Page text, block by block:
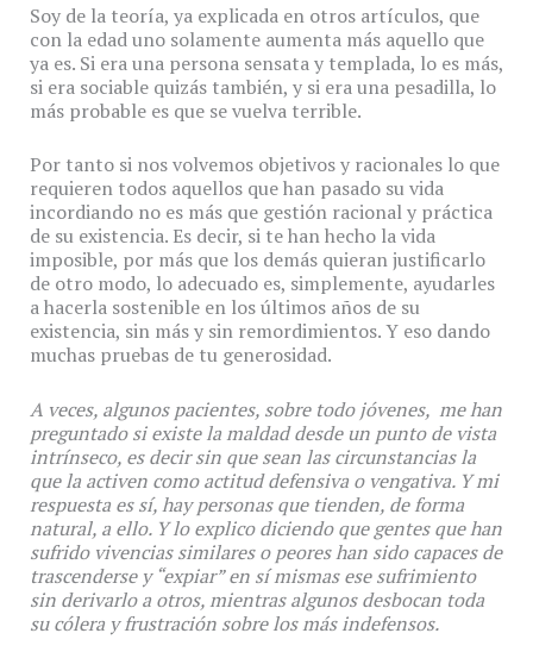
Soy de la teoría, ya explicada en otros artículos, que
con la edad uno solamente aumenta más aquello que
ya es. Si era una persona sensata y templada, lo es más,
si era sociable quizás también, y si era una pesadilla, lo
más probable es que se vuelva terrible.
Por tanto si nos volvemos objetivos y racionales lo que
requieren todos aquellos que han pasado su vida
incordiando no es más que gestión racional y práctica
de su existencia. Es decir, si te han hecho la vida
imposible, por más que los demás quieran justificarlo
de otro modo, lo adecuado es, simplemente, ayudarles
a hacerla sostenible en los últimos años de su
existencia, sin más y sin remordimientos. Y eso dando
muchas pruebas de tu generosidad.
A veces, algunos pacientes, sobre todo jóvenes, me han
preguntado si existe la maldad desde un punto de vista
intrínseco, es decir sin que sean las circunstancias la
que la activen como actitud defensiva o vengativa. Y mi
respuesta es sí, hay personas que tienden, de forma
natural, a ello. Y lo explico diciendo que gentes que han
sufrido vivencias similares o peores han sido capaces de
trascenderse y “expiar” en sí mismas ese sufrimiento
sin derivarlo a otros, mientras algunos desbocan toda
su cólera y frustración sobre los más indefensos.